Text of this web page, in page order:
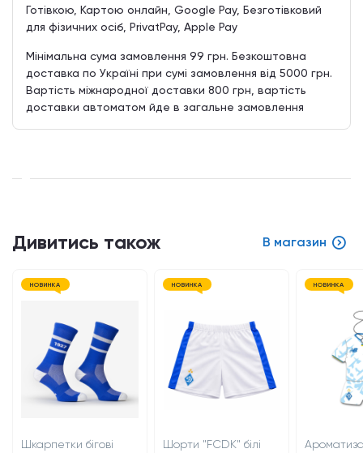
Готівкою, Картою онлайн, Google Pay, Безготівковий
для фізичних осіб, PrivatPay, Apple Pay
Мінімальна сума замовлення 99 грн. Безкоштовна
доставка по Україні при сумі замовлення від 5000 грн.
Вартість міжнародної доставки 800 грн, вартість
доставки автоматом йде в загальне замовлення
Дивитись також В магазин
НОВИНКА
Шкарпетки бігові
НОВИНКА
Шорти "FCDK" білі
НОВИНКА